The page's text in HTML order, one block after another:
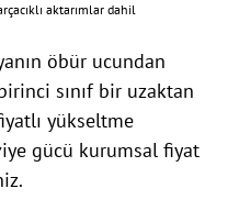
aktarımlar dahil
öbür ucundan
sınıf bir uzaktan
yükseltme
gücü kurumsal fiyat